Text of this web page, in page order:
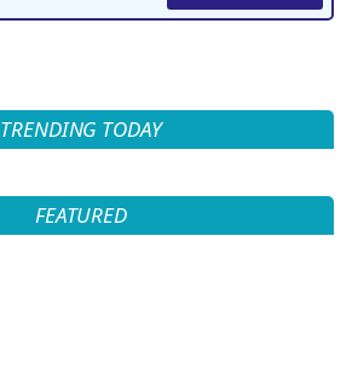
TRENDING TODAY
FEATURED